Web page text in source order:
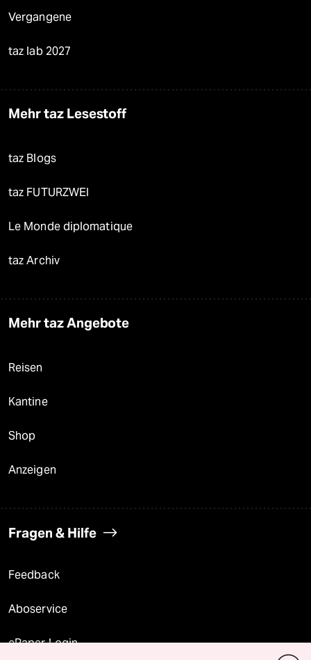
Vergangene
taz lab 2027
Mehr taz Lesestoff
taz Blogs
taz FUTURZWEI
Le Monde diplomatique
taz Archiv
Mehr taz Angebote
Reisen
Kantine
Shop
Anzeigen
Fragen & Hilfe
Feedback
Aboservice
ePaper Login